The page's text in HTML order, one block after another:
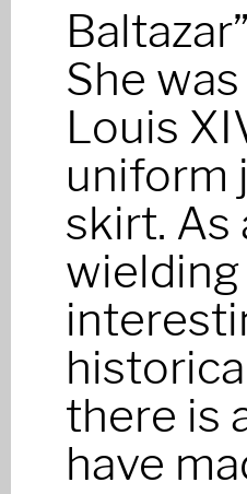
She
Louis
uniform
skirt. As
wielding
there is
have